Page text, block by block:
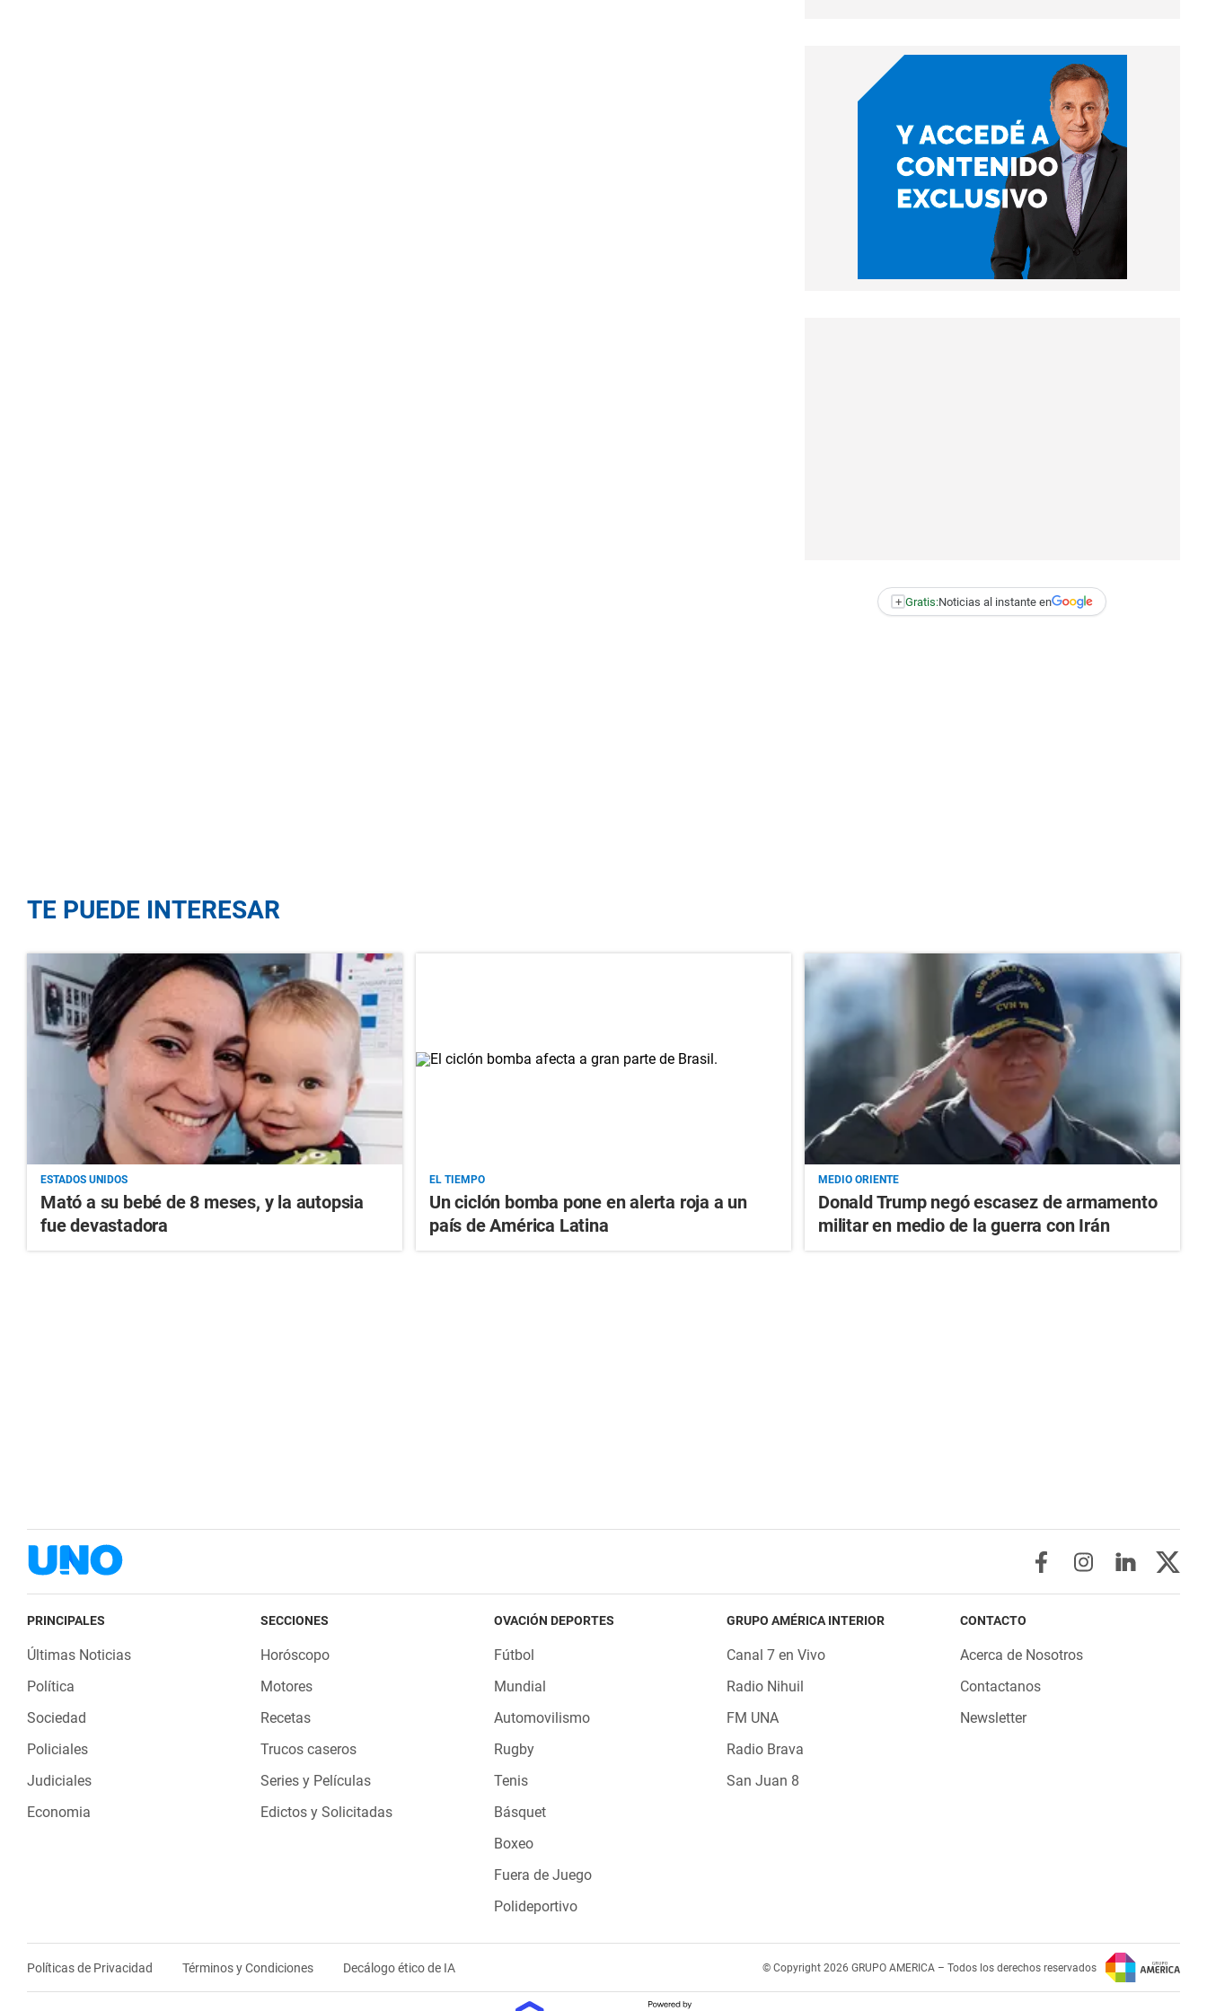
+ Gratis:Noticias al instante en
TE PUEDE INTERESAR
ESTADOS UNIDOS
Mató a su bebé de 8 meses, y la autopsia
fue devastadora
EL TIEMPO
Un ciclón bomba pone en alerta roja a un
país de América Latina
MEDIO ORIENTE
Donald Trump negó escasez de armamento
militar en medio de la guerra con Irán
PRINCIPALES
Últimas Noticias
Política
Sociedad
Policiales
Judiciales
Economia
SECCIONES
Horóscopo
Motores
Recetas
Trucos caseros
Series y Películas
Edictos y Solicitadas
OVACIÓN DEPORTES
Fútbol
Mundial
Automovilismo
Rugby
Tenis
Básquet
Boxeo
Fuera de Juego
Polideportivo
GRUPO AMÉRICA INTERIOR
Canal 7 en Vivo
Radio Nihuil
FM UNA
Radio Brava
San Juan 8
CONTACTO
Acerca de Nosotros
Contactanos
Newsletter
Políticas de Privacidad Términos y Condiciones Decálogo ético de IA © Copyright 2026 GRUPO AMERICA – Todos los derechos reservados